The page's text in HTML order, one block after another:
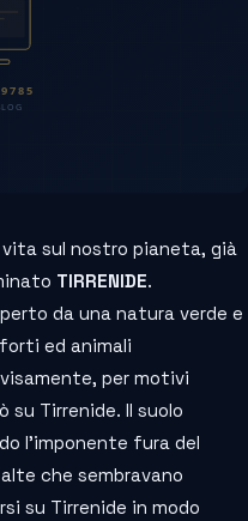
vita sul nostro pianeta, già
TIRRENIDE.
da una natura verde e
ed animali
per motivi
su Tirrenide. Il suolo
l’imponente fura del
che sembravano
su Tirrenide in modo